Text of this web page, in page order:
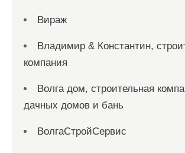
Вираж
Владимир & Константин,
компания
Волга дом, строительная
дачных домов и бань
ВолгаСтройСервис